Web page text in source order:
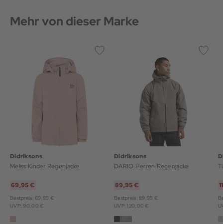
Mehr von dieser Marke
Didriksons
Meliss Kinder Regenjacke
69,95 €
Bestpreis: 69,95 €
UVP: 90,00 €
Didriksons
DARIO Herren Regenjacke
89,95 €
Bestpreis: 89,95 €
UVP: 120,00 €